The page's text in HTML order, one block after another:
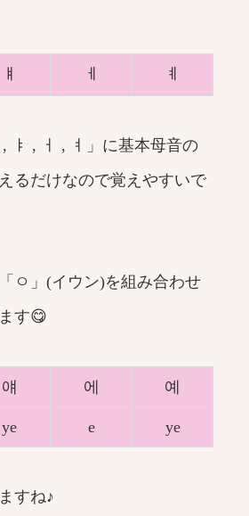
ㅒ ㅔ ㅖ
ㅑ , ㅓ , ㅕ」に基本母音の
るだけなので覚えやすいで
ㅇ」(イウン)を組み合わせ
す😋
얘 에 예
ye e ye
すね♪